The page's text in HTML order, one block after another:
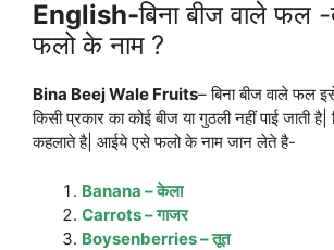
English-बिना बीज वाले फल -
फलो के नाम ?
Bina Beej Wale Fruits– बिना बीज वाले फल
किसी प्रकार का कोई बीज या गुठली नहीं पाई जाती
कहलाते है| आईये एसे फलो के नाम जान लेते है-
Banana – केला
Carrots – गाजर
Boysenberries – तूत